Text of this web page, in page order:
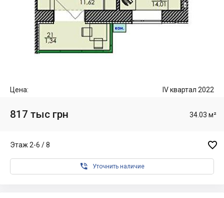
Цена: IV квартал 2022
817 тыс грн 34.03 м²
Этаж 2-6 / 8 
 Уточнить наличие